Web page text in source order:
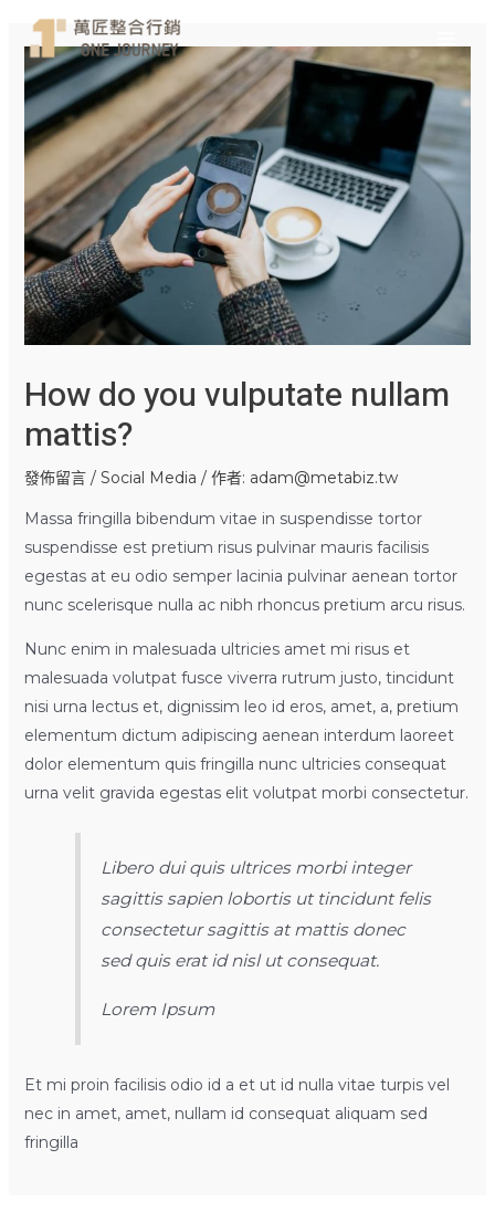
Menu
How do you vulputate nullam
mattis?
發佈留言 / Social Media / 作者: adam@metabiz.tw
Massa fringilla bibendum vitae in suspendisse tortor
suspendisse est pretium risus pulvinar mauris facilisis
egestas at eu odio semper lacinia pulvinar aenean tortor
nunc scelerisque nulla ac nibh rhoncus pretium arcu risus.
Nunc enim in malesuada ultricies amet mi risus et
malesuada volutpat fusce viverra rutrum justo, tincidunt
nisi urna lectus et, dignissim leo id eros, amet, a, pretium
elementum dictum adipiscing aenean interdum laoreet
dolor elementum quis fringilla nunc ultricies consequat
urna velit gravida egestas elit volutpat morbi consectetur.
Libero dui quis ultrices morbi integer
sagittis sapien lobortis ut tincidunt felis
consectetur sagittis at mattis donec
sed quis erat id nisl ut consequat.
Lorem Ipsum
Et mi proin facilisis odio id a et ut id nulla vitae turpis vel
nec in amet, amet, nullam id consequat aliquam sed
fringilla
navigation